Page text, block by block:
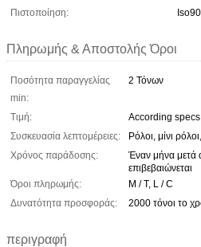
Πιστοποίηση:
Πληρωμής & Αποστολής Όροι
Ποσότητα παραγγελίας
min:
2 Τόνων
Τιμή:
According specs
Συσκευασία λεπτομέρειες:
Ρόλοι, μίνι
Χρόνος παράδοσης:
Έναν μήνα μετά
επιβεβαιώνεται
Όροι πληρωμής:
Μ / Τ, L / C
Δυνατότητα προσφοράς:
2000 τόνοι το
περιγραφή